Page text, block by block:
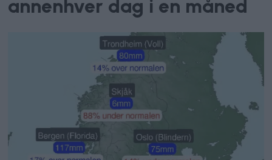
annenhver dag i en måned